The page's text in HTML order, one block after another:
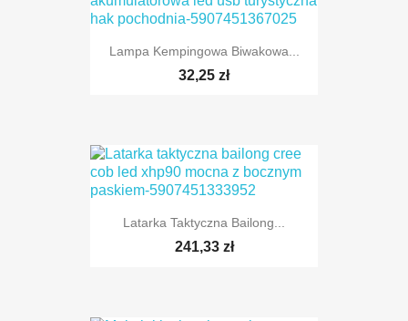
Lampa Kempingowa Biwakowa...
32,25 zł
Latarka Taktyczna Bailong...
241,33 zł